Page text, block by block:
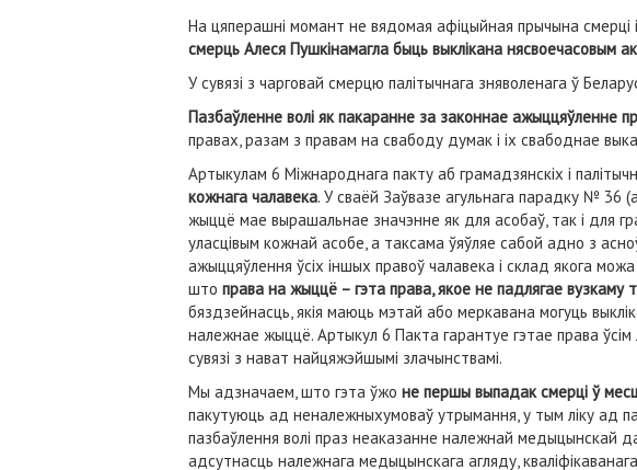
На цяперашні момант не вядомая афіцыйная прычына смерці
смерць Алеся Пушкінамагла быць выклікана нясвоечасовым
У сувязі з чарговай смерцю палітычнага зняволенага ў
Пазбаўленне волі як пакаранне за законнае ажыццяўленне
правах, разам з правам на свабоду думак і іх свабоднае
Артыкулам 6 Міжнароднага пакту аб грамадзянскіх і
кожнага чалавека. У сваёй Заўвазе агульнага парадку № 36
жыццё мае вырашальнае значэнне як для асобаў, так і для
уласцівым кожнай асобе, а таксама ўяўляе сабой адно з
ажыццяўлення ўсіх іншых правоў чалавека і склад якога
што права на жыццё – гэта права, якое не падлягае вузкаму
бяздзейнасць, якія маюць мэтай або меркавана могуць
належнае жыццё. Артыкул 6 Пакта гарантуе гэтае права
сувязі з нават найцяжэйшымі злачынствамі.
Мы адзначаем, што гэта ўжо не першы выпадак смерці ў
пакутуюць ад неналежныхумоваў утрымання, у тым ліку ад
пазбаўлення волі праз неаказанне належнай медыцынскай
адсутнасць належнага медыцынскага агляду,